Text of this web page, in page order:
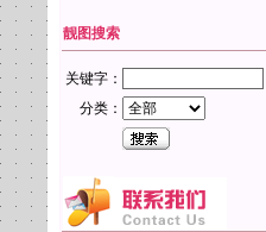
靓图搜索
关键字：
分类：